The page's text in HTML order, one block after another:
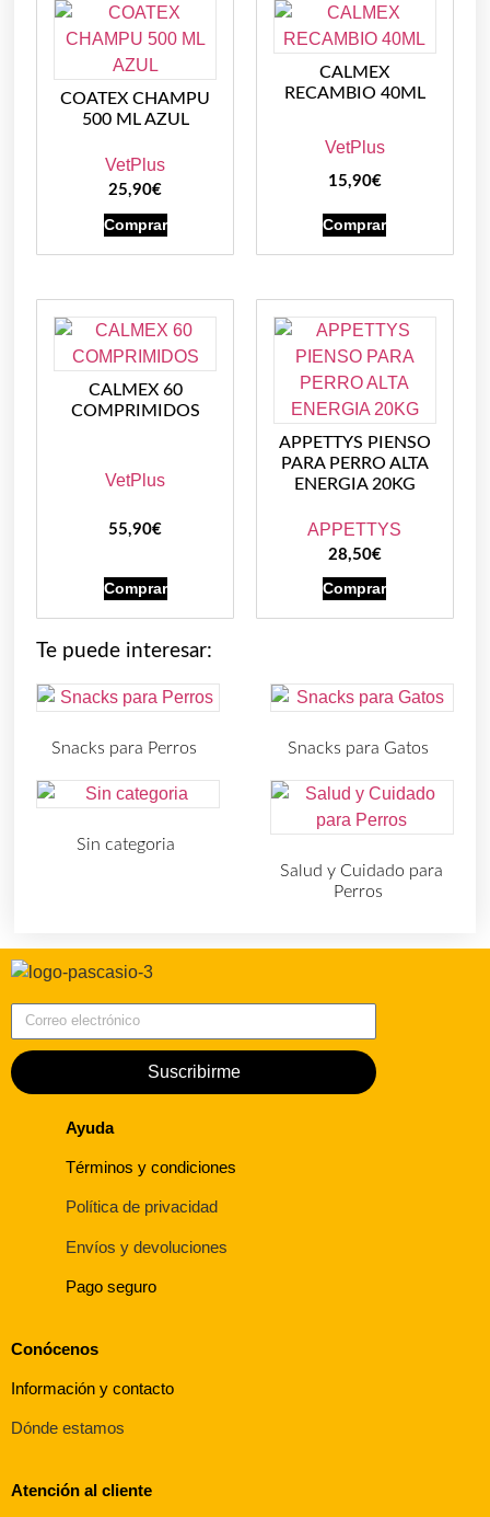
COATEX CHAMPU
500 ML AZUL
VetPlus
25,90€
Comprar
CALMEX
RECAMBIO 40ML
VetPlus
15,90€
Comprar
CALMEX 60
COMPRIMIDOS
VetPlus
55,90€
Comprar
APPETTYS PIENSO
PARA PERRO ALTA
ENERGIA 20KG
APPETTYS
28,50€
Comprar
Te puede interesar:
Snacks para Perros Snacks para Gatos
Sin categoria
Salud y Cuidado para
Perros
Suscribirme
Ayuda
Términos y condiciones
Política de privacidad
Envíos y devoluciones
Pago seguro
Conócenos
Información y contacto
Dónde estamos
Atención al cliente